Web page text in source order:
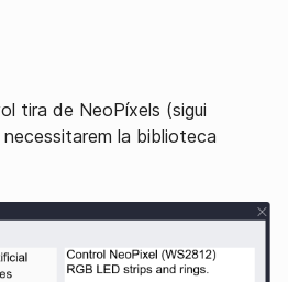
tira de NeoPíxels (sigui
la biblioteca